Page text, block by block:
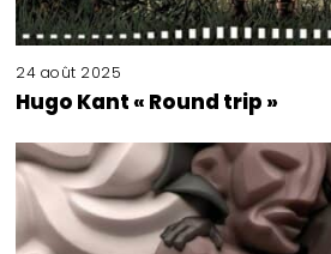
24 août 2025
Hugo Kant « Round trip »